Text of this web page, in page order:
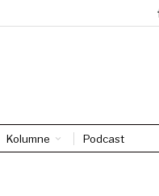
Kolumne Podcast